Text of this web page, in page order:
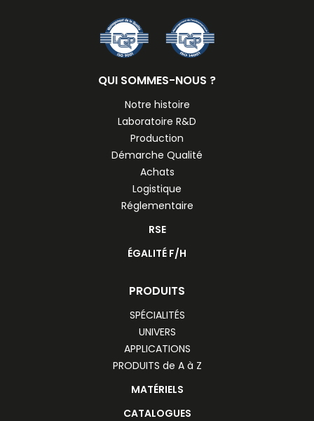
QUI SOMMES-NOUS ?
Notre histoire
Laboratoire R&D
Production
Démarche Qualité
Achats
Logistique
Réglementaire
RSE
ÉGALITÉ F/H
PRODUITS
SPÉCIALITÉS
UNIVERS
APPLICATIONS
PRODUITS de A à Z
MATÉRIELS
CATALOGUES